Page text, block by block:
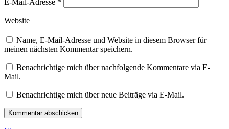
E-Mail-Adresse *
Website
Name, E-Mail-Adresse und Website in diesem Browser für
meinen nächsten Kommentar speichern.
Benachrichtige mich über nachfolgende Kommentare via E-
Mail.
Benachrichtige mich über neue Beiträge via E-Mail.